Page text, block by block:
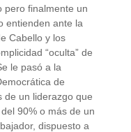
pero finalmente un
entienden ante la
Cabello y los
“oculta” de
le pasó a la
de
de un liderazgo que
90% o más de un
dispuesto a